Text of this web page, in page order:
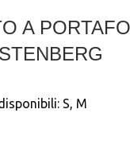
A
S, M